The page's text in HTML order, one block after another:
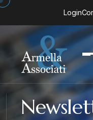
Login